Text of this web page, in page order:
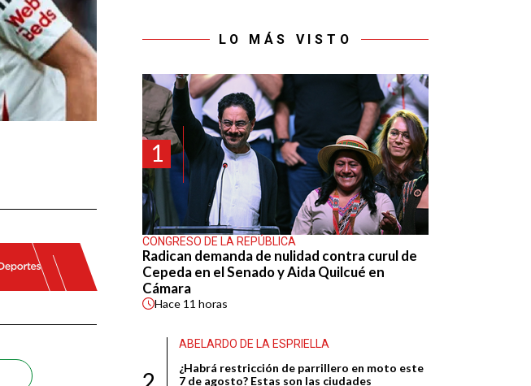
LO MÁS VISTO
1
CONGRESO DE LA REPÚBLICA
Radican demanda de nulidad contra curul de
Cepeda en el Senado y Aida Quilcué en
Cámara
Hace 11 horas
ABELARDO DE LA ESPRIELLA
¿Habrá restricción de parrillero en moto este
7 de agosto? Estas son las ciudades